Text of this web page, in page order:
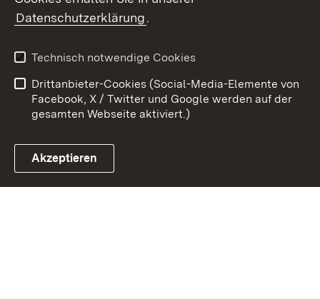
Link zum Landesportal
Kontakt
Barrierefreiheit
Impressum
Cookies
Datenschutzerklärung.
Technisch notwendige Cookies
Drittanbieter-Cookies (Social-Media-Elemente von
Facebook, X / Twitter und Google werden auf der
gesamten Webseite aktiviert.)
Akzeptieren